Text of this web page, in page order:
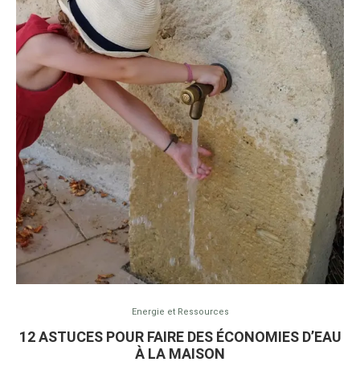
Energie et Ressources
12 ASTUCES POUR FAIRE DES ÉCONOMIES D’EAU
À LA MAISON